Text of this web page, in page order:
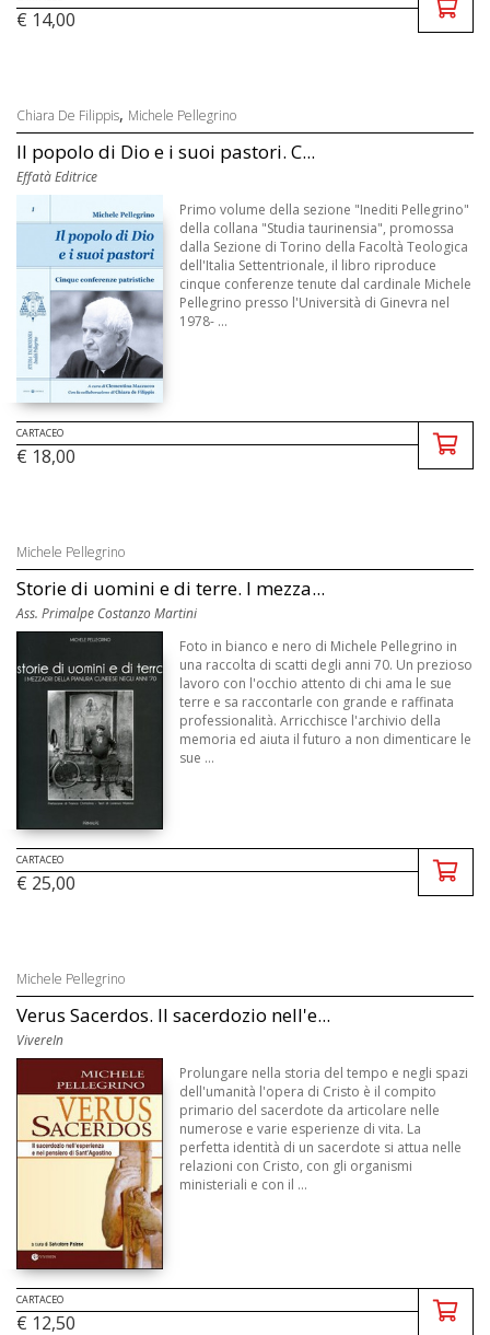
€ 14,00
Chiara De Filippis, Michele Pellegrino
Il popolo di Dio e i suoi pastori. C...
Effatà Editrice
Primo volume della sezione "Inediti Pellegrino"
della collana "Studia taurinensia", promossa
dalla Sezione di Torino della Facoltà Teologica
dell'Italia Settentrionale, il libro riproduce
cinque conferenze tenute dal cardinale Michele
Pellegrino presso l'Università di Ginevra nel
1978- ...
CARTACEO
€ 18,00
Michele Pellegrino
Storie di uomini e di terre. I mezza...
Ass. Primalpe Costanzo Martini
Foto in bianco e nero di Michele Pellegrino in
una raccolta di scatti degli anni 70. Un prezioso
lavoro con l'occhio attento di chi ama le sue
terre e sa raccontarle con grande e raffinata
professionalità. Arricchisce l'archivio della
memoria ed aiuta il futuro a non dimenticare le
sue ...
CARTACEO
€ 25,00
Michele Pellegrino
Verus Sacerdos. Il sacerdozio nell'e...
VivereIn
Prolungare nella storia del tempo e negli spazi
dell'umanità l'opera di Cristo è il compito
primario del sacerdote da articolare nelle
numerose e varie esperienze di vita. La
perfetta identità di un sacerdote si attua nelle
relazioni con Cristo, con gli organismi
ministeriali e con il ...
CARTACEO
€ 12,50